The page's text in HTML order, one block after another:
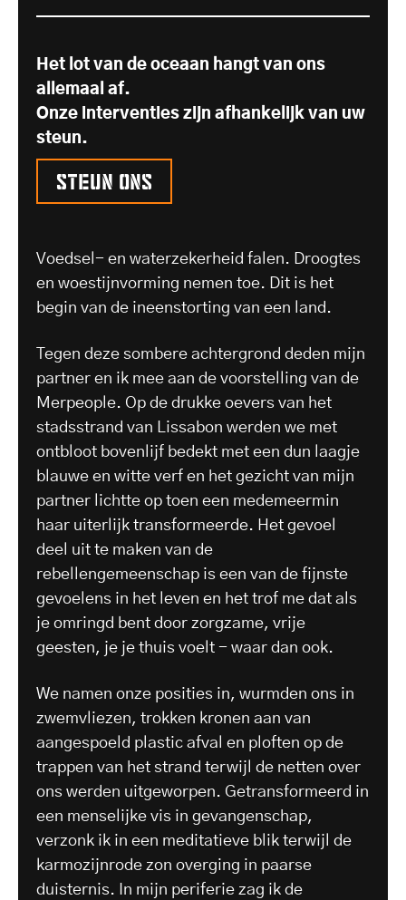
Het lot van de oceaan hangt van ons
allemaal af.
Onze interventies zijn afhankelijk van uw
steun.
Steun ons
Voedsel- en waterzekerheid falen. Droogtes
en woestijnvorming nemen toe. Dit is het
begin van de ineenstorting van een land.
Tegen deze sombere achtergrond deden mijn
partner en ik mee aan de voorstelling van de
Merpeople. Op de drukke oevers van het
stadsstrand van Lissabon werden we met
ontbloot bovenlijf bedekt met een dun laagje
blauwe en witte verf en het gezicht van mijn
partner lichtte op toen een medemeermin
haar uiterlijk transformeerde. Het gevoel
deel uit te maken van de
rebellengemeenschap is een van de fijnste
gevoelens in het leven en het trof me dat als
je omringd bent door zorgzame, vrije
geesten, je je thuis voelt - waar dan ook.
We namen onze posities in, wurmden ons in
zwemvliezen, trokken kronen aan van
aangespoeld plastic afval en ploften op de
trappen van het strand terwijl de netten over
ons werden uitgeworpen. Getransformeerd in
een menselijke vis in gevangenschap,
verzonk ik in een meditatieve blik terwijl de
karmozijnrode zon overging in paarse
duisternis. In mijn periferie zag ik de